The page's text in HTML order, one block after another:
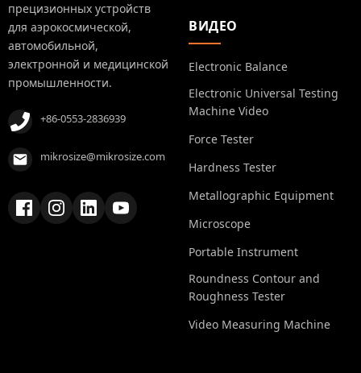
прецизионных устройств
для аэрокосмической,
автомобильной,
электронной и медицинской
промышленности.
+86-0553-2836939
mikrosize@mikrosize.com
ВИДЕО
Electronic Balance
Electronic Universal Testing
Machine Video
Force Tester
Hardness Tester
Metallographic Equipment
Microscope
Portable Instrument
Roundness Contour and
Roughness Tester
Video Measuring Machine